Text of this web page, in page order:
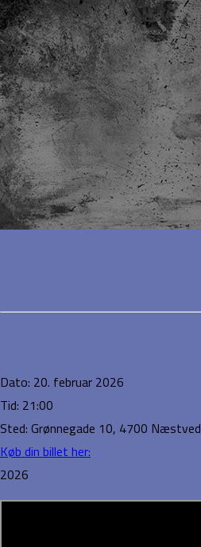
Dato: 20. februar 2026
Tid: 21:00
Sted: Grønnegade 10, 4700 Næstved
Køb din billet her:
2026